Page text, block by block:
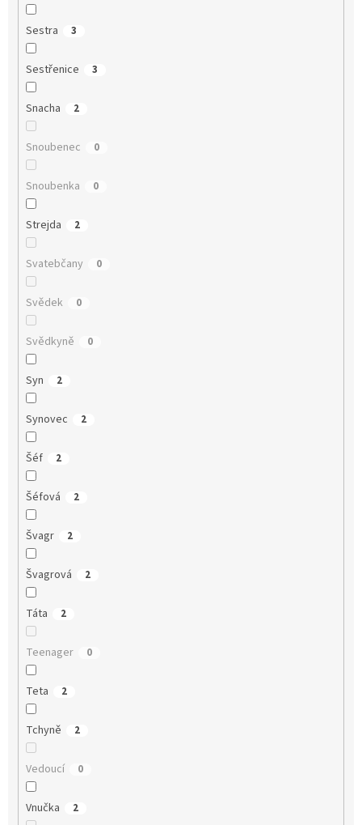
Sestra 3
Sestřenice 3
Snacha 2
Snoubenec 0
Snoubenka 0
Strejda 2
Svatebčany 0
Svědek 0
Svědkyně 0
Syn 2
Synovec 2
Šéf 2
Šéfová 2
Švagr 2
Švagrová 2
Táta 2
Teenager 0
Teta 2
Tchyně 2
Vedoucí 0
Vnučka 2